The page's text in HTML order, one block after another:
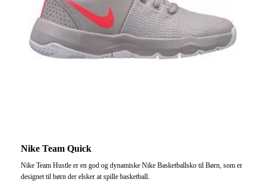
Nike Team Quick
Nike Team Hustle er en god og dynamiske Nike Basketballsko til Børn, som er
designet til børn der elsker at spille basketball.